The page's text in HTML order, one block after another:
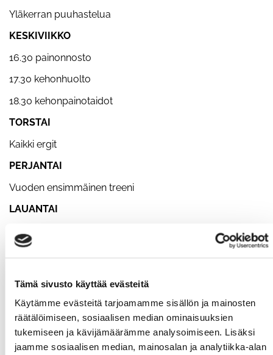
Tämä sivusto käyttää evästeitä
Käytämme evästeitä tarjoamamme sisällön ja mainosten
räätälöimiseen, sosiaalisen median ominaisuuksien
tukemiseen ja kävijämäärämme analysoimiseen. Lisäksi
jaamme sosiaalisen median, mainosalan ja analytiikka-alan
Yläkerran puuhastelua
KESKIVIIKKO
16.30 painonnosto
17.30 kehonhuolto
18.30 kehonpainotaidot
TORSTAI
Kaikki ergit
PERJANTAI
Vuoden ensimmäinen treeni
LAUANTAI
Muistathan ilmoittautua tunneille ajoissa, kiitos!